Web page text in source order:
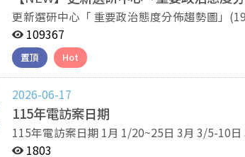
更新選研中心「 重要政治態度分佈趨勢圖」
109367
置頂 Hot
2026-06-17
115年電訪案日期
115年電訪案日期 1月 1/20~25日 3月 3/5-10日 3/12-16日 3/19-23日 4月 4/15~20日 4/24~28日 5月
1803